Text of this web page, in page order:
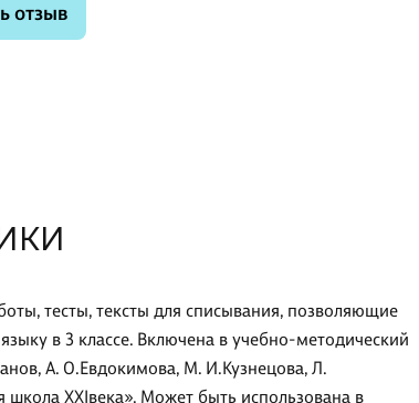
тесты, тексты для списывания, позволяющие
в 3 классе. Включена в учебно-методический
А. О.Евдокимова, М. И.Кузнецова, Л.
XXIвека». Может быть использована в
отзыв